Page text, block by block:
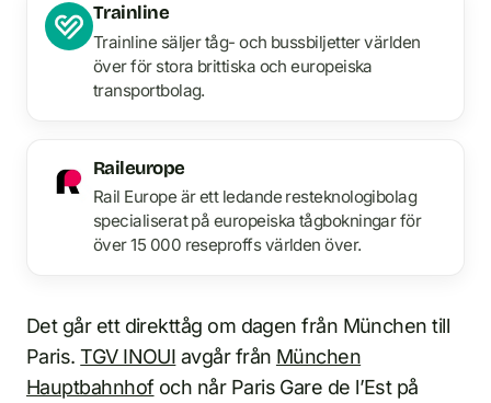
Trainline
Trainline säljer tåg- och bussbiljetter världen
över för stora brittiska och europeiska
transportbolag.
Raileurope
Rail Europe är ett ledande resteknologibolag
specialiserat på europeiska tågbokningar för
över 15 000 reseproffs världen över.
Det går ett direkttåg om dagen från München till
Paris.TGV INOUI avgår från München
Hauptbahnhofoch når Paris Gare de l’Est på